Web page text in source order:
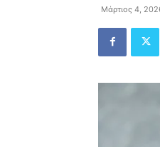
Μάρτιος 4,